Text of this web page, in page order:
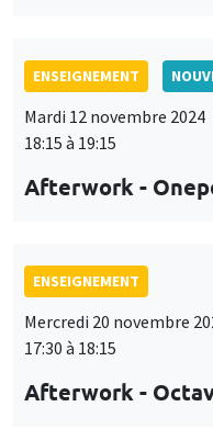
ENSEIGNEMENT
Mardi 12 novembre 2024
18:15 à 19:15
Afterwork -
ENSEIGNEMENT
Mercredi 20 novembre
17:30 à 18:15
Afterwork -